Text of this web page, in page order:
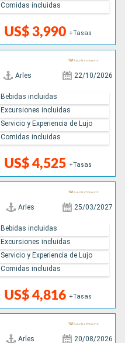
US$ 3,990 +Tasas
Comidas incluidas
Arles 22/10/2026
US$ 4,525 +Tasas
Bebidas incluidas
Excursiones incluidas
Servicio y Experiencia de Lujo
Comidas incluidas
Arles 25/03/2027
US$ 4,816 +Tasas
Bebidas incluidas
Excursiones incluidas
Servicio y Experiencia de Lujo
Comidas incluidas
Arles 20/08/2026